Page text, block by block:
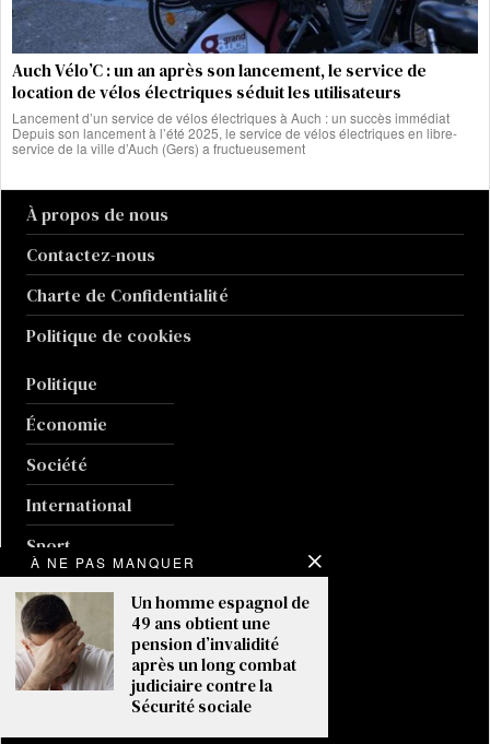
Auch Vélo’C : un an après son lancement, le service de
location de vélos électriques séduit les utilisateurs
Lancement d’un service de vélos électriques à Auch : un succès immédiat
Depuis son lancement à l’été 2025, le service de vélos électriques en libre-
service de la ville d’Auch (Gers) a fructueusement
À propos de nous
Contactez-nous
Charte de Confidentialité
Politique de cookies
Politique
Économie
Société
International
Sport
Guerre en Ukraine
Climat
À NE PAS MANQUER
Un homme espagnol de
49 ans obtient une
pension d’invalidité
après un long combat
judiciaire contre la
Sécurité sociale